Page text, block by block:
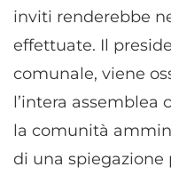
inviti renderebbe
effettuate. Il
comunale, viene
l’intera
la comunità
di una